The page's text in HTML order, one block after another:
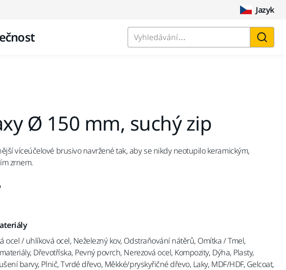
Jazyk
Vyhledávání…
Ø 150 mm, suchý zip
víceúčelové brusivo navržené tak, aby se nikdy neotupilo keramickým,
zrnem.
ocel / uhlíková ocel, Neželezný kov, Odstraňování nátěrů, Omítka / Tmel,
Dřevotříska, Pevný povrch, Nerezová ocel, Kompozity, Dýha, Plasty,
barvy, Plnič, Tvrdé dřevo, Měkké/pryskyřičné dřevo, Laky, MDF/HDF, Gelcoat,